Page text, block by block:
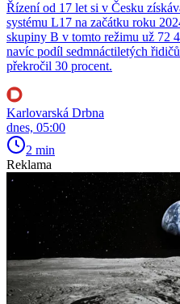
Řízení od 17 let si v Česku
systému L17 na začátku roku
skupiny B v tomto režimu už 72
navíc podíl sedmnáctiletých
překročil 30 procent.
Karlovarská Drbna
dnes, 05:00
2 min
Reklama